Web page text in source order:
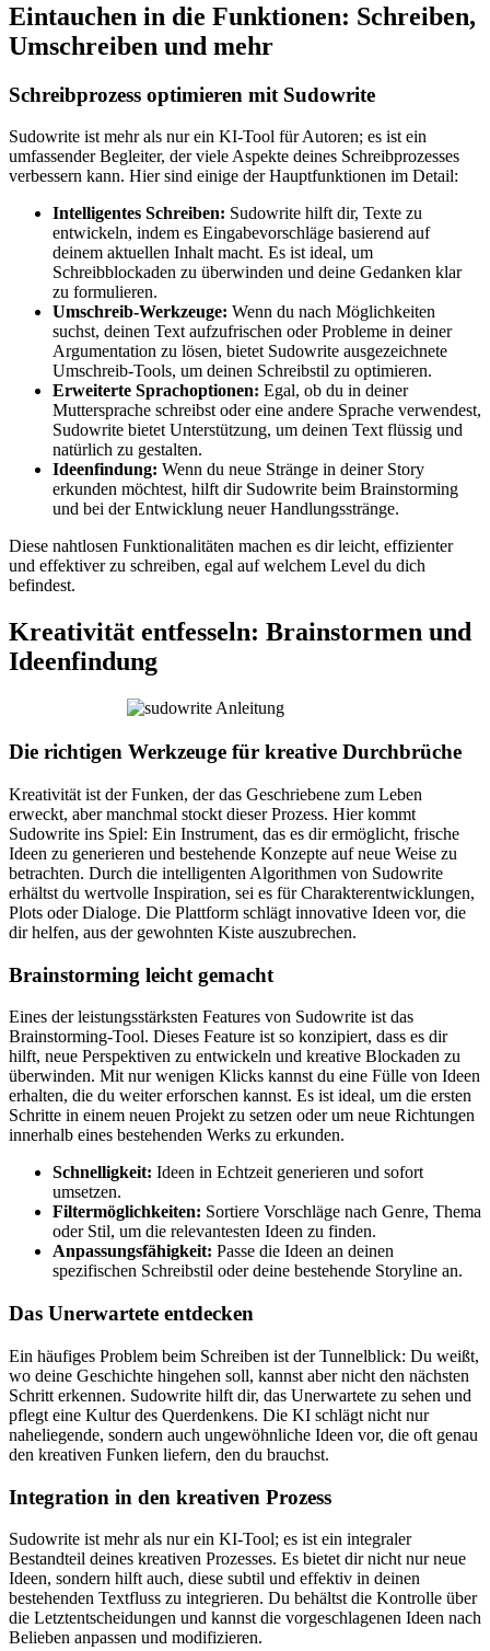
Eintauchen in die Funktionen: Schreiben,
Umschreiben und mehr
Schreibprozess optimieren mit Sudowrite
Sudowrite ist mehr als nur ein KI-Tool für Autoren; es ist ein
umfassender Begleiter, der viele Aspekte deines Schreibprozesses
verbessern kann. Hier sind einige der Hauptfunktionen im Detail:
Intelligentes Schreiben: Sudowrite hilft dir, Texte zu
entwickeln, indem es Eingabevorschläge basierend auf
deinem aktuellen Inhalt macht. Es ist ideal, um
Schreibblockaden zu überwinden und deine Gedanken klar
zu formulieren.
Umschreib-Werkzeuge: Wenn du nach Möglichkeiten
suchst, deinen Text aufzufrischen oder Probleme in deiner
Argumentation zu lösen, bietet Sudowrite ausgezeichnete
Umschreib-Tools, um deinen Schreibstil zu optimieren.
Erweiterte Sprachoptionen: Egal, ob du in deiner
Muttersprache schreibst oder eine andere Sprache verwendest,
Sudowrite bietet Unterstützung, um deinen Text flüssig und
natürlich zu gestalten.
Ideenfindung: Wenn du neue Stränge in deiner Story
erkunden möchtest, hilft dir Sudowrite beim Brainstorming
und bei der Entwicklung neuer Handlungsstränge.
Diese nahtlosen Funktionalitäten machen es dir leicht, effizienter
und effektiver zu schreiben, egal auf welchem Level du dich
befindest.
Kreativität entfesseln: Brainstormen und
Ideenfindung
Die richtigen Werkzeuge für kreative Durchbrüche
Kreativität ist der Funken, der das Geschriebene zum Leben
erweckt, aber manchmal stockt dieser Prozess. Hier kommt
Sudowrite ins Spiel: Ein Instrument, das es dir ermöglicht, frische
Ideen zu generieren und bestehende Konzepte auf neue Weise zu
betrachten. Durch die intelligenten Algorithmen von Sudowrite
erhältst du wertvolle Inspiration, sei es für Charakterentwicklungen,
Plots oder Dialoge. Die Plattform schlägt innovative Ideen vor, die
dir helfen, aus der gewohnten Kiste auszubrechen.
Brainstorming leicht gemacht
Eines der leistungsstärksten Features von Sudowrite ist das
Brainstorming-Tool. Dieses Feature ist so konzipiert, dass es dir
hilft, neue Perspektiven zu entwickeln und kreative Blockaden zu
überwinden. Mit nur wenigen Klicks kannst du eine Fülle von Ideen
erhalten, die du weiter erforschen kannst. Es ist ideal, um die ersten
Schritte in einem neuen Projekt zu setzen oder um neue Richtungen
innerhalb eines bestehenden Werks zu erkunden.
Schnelligkeit: Ideen in Echtzeit generieren und sofort
umsetzen.
Filtermöglichkeiten: Sortiere Vorschläge nach Genre, Thema
oder Stil, um die relevantesten Ideen zu finden.
Anpassungsfähigkeit: Passe die Ideen an deinen
spezifischen Schreibstil oder deine bestehende Storyline an.
Das Unerwartete entdecken
Ein häufiges Problem beim Schreiben ist der Tunnelblick: Du weißt,
wo deine Geschichte hingehen soll, kannst aber nicht den nächsten
Schritt erkennen. Sudowrite hilft dir, das Unerwartete zu sehen und
pflegt eine Kultur des Querdenkens. Die KI schlägt nicht nur
naheliegende, sondern auch ungewöhnliche Ideen vor, die oft genau
den kreativen Funken liefern, den du brauchst.
Integration in den kreativen Prozess
Sudowrite ist mehr als nur ein KI-Tool; es ist ein integraler
Bestandteil deines kreativen Prozesses. Es bietet dir nicht nur neue
Ideen, sondern hilft auch, diese subtil und effektiv in deinen
bestehenden Textfluss zu integrieren. Du behältst die Kontrolle über
die Letztentscheidungen und kannst die vorgeschlagenen Ideen nach
Belieben anpassen und modifizieren.